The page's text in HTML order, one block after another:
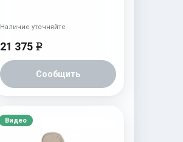
21 375 e
Сообщить
Наличие уточняйте
Видео